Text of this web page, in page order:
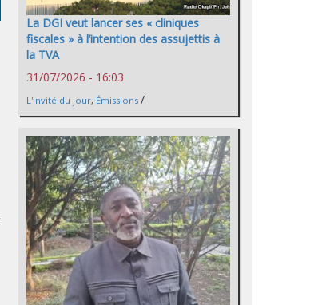
La DGI veut lancer ses « cliniques
fiscales » à l’intention des assujettis à
la TVA
31/07/2026 - 16:03
L'invité du jour, Émissions /